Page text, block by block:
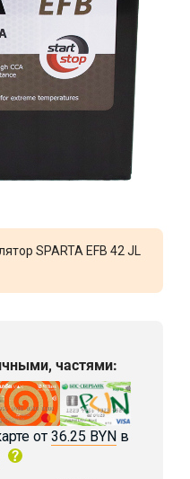
SPARTA EFB 42 JL
частями:
от 36.25 BYN в